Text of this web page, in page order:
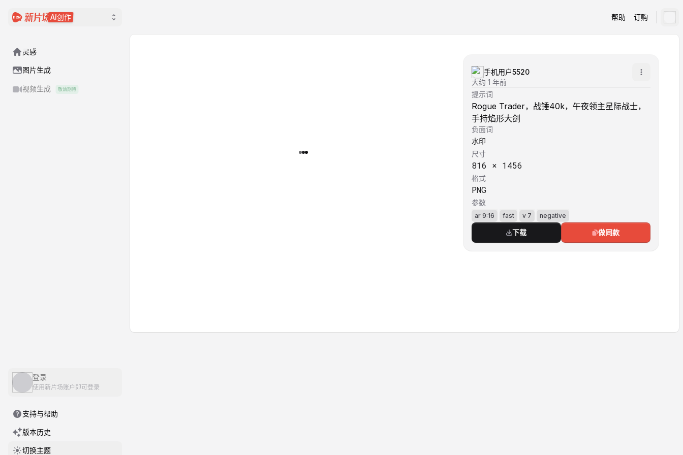
AI创作
灵感
图片生成
视频生成 敬请期待
登录
使用新片场账户即可登录
支持与帮助
版本历史
切换主题
帮助 订购
手机用户5520
大约 1 年前
提示词
Rogue Trader，战锤40k，午夜领主星际战士，
手持焰形大剑
负面词
水印
尺寸
816 × 1456
格式
PNG
参数
ar 9:16 fast v 7 negative
下载 做同款